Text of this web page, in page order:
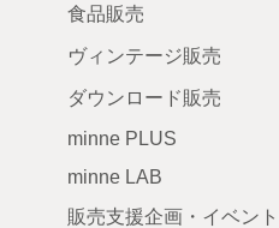
食品販売
ヴィンテージ販売
ダウンロード販売
minne PLUS
minne LAB
販売支援企画・イベント